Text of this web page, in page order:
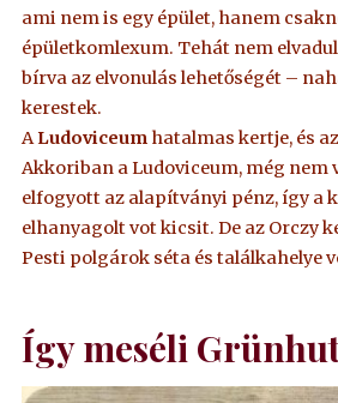
ami nem is egy épület, hanem
épületkomlexum. Tehát nem
bírva az elvonulás lehetőségét –
kerestek.
ALudoviceum hatalmas kertje, és az
Akkoriban a Ludoviceum, még nem
elfogyott az alapítványi pénz, így a
elhanyagolt vot kicsit. De az Orczy
Pesti polgárok séta és találkahelye
Így meséli